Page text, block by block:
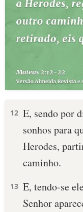
12 E, sendo por
sonhos para
Herodes,
caminho.
13 E, tendo-se
Senhor